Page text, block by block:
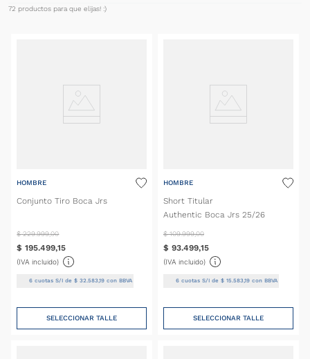
72 productos
HOMBRE
Conjunto Tiro Boca Jrs
$ 229.999,00
$ 195.499,15
(IVA incluido)
6 cuotas S/I de$ 32 .583,19 con BBVA
SELECCIONAR TALLE
HOMBRE
Short Titular
Authentic Boca Jrs 25/26
$ 109.999,00
$ 93.499,15
(IVA incluido)
6cuotas S/I de $ 15. 583,19con BBVA
SELECCIONAR TALLE